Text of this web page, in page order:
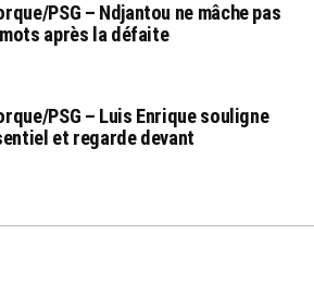
PSG – Ndjantou ne mâche pas
après la défaite
PSG – Luis Enrique souligne
et regarde devant